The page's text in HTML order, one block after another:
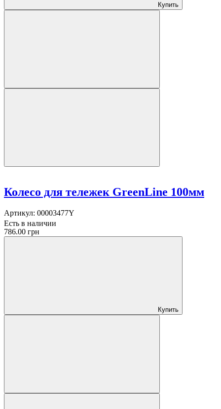
Купить
Колесо для тележек GreenLine 100мм
Артикул: 00003477Y
Есть в наличии
786.00 грн
Купить